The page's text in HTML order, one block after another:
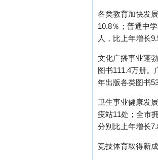
各类教育加快发
10.8％；普通中
人，比上年增长
文化广播事业蓬
图书111.4万册。
年出版各类图书
卫生事业健康发
疫站11处；全市
分别比上年增长
竞技体育取得新